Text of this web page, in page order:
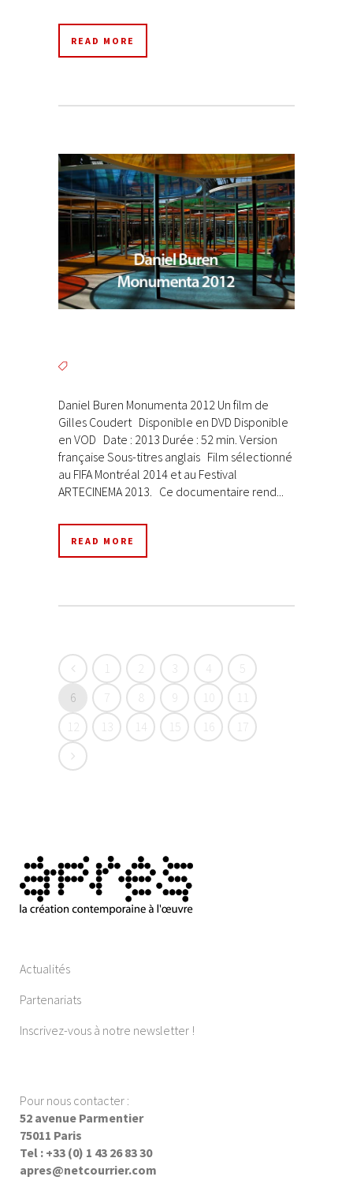
READ MORE
Daniel Buren Monumenta 2012 Un film de
Gilles Coudert Disponible en DVD Disponible
en VOD Date : 2013 Durée : 52 min. Version
française Sous-titres anglais Film sélectionné
au FIFA Montréal 2014 et au Festival
ARTECINEMA 2013. Ce documentaire rend...
READ MORE
1 2 3 4
5
6
7 8 10
11
12
13 14 15 16 17
Actualités
Partenariats
Inscrivez-vous à notre newsletter !
Pour nous contacter :
52 avenue Parmentier
75011 Paris
Tel : +33 (0) 1 43 26 83 30
apres@netcourrier.com